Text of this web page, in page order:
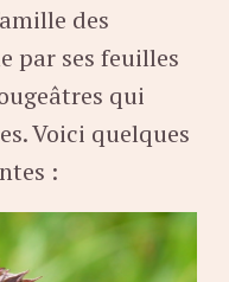
des
par ses feuilles
qui
Voici quelques
: